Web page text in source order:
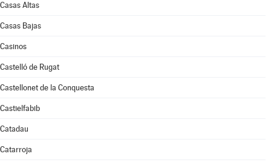
Casas Altas
Casas Bajas
Casinos
Castelló de Rugat
Castellonet de la Conquesta
Castielfabib
Catadau
Catarroja